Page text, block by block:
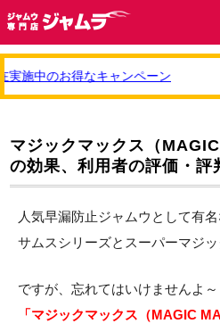
施中のお得なキャンペーン
マジックマックス（
の効果、利用者の評価・評
人気早漏防止ジャムウとして有
サムスシリーズとスーパーマジッ
ですが、忘れてはいけませんよ～
「マジックマックス（MAGIC